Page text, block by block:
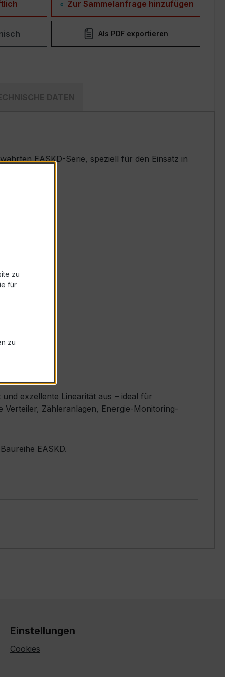
Zur Sammelanfrage hinzufügen
Als PDF exportieren
DATEN
EASKD-Serie, speziell für den Einsatz in
exzellente Linearität aus – ideal für
Zähleranlagen, Energie-Monitoring-
EASKD.
Einstellungen
Cookies
zu
für
zu